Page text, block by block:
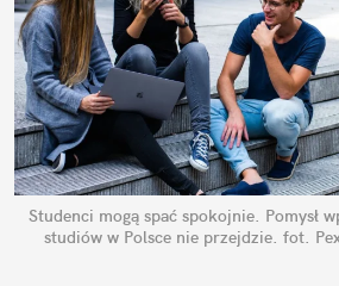
Studenci mogą spać spokojnie. Pomysł
studiów w Polsce nie przejdzie. fot.